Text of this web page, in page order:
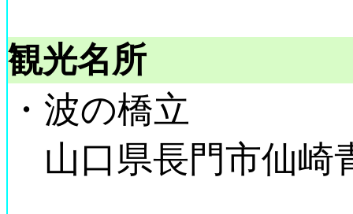
観光名所
・波の橋立
山口県長門市仙崎